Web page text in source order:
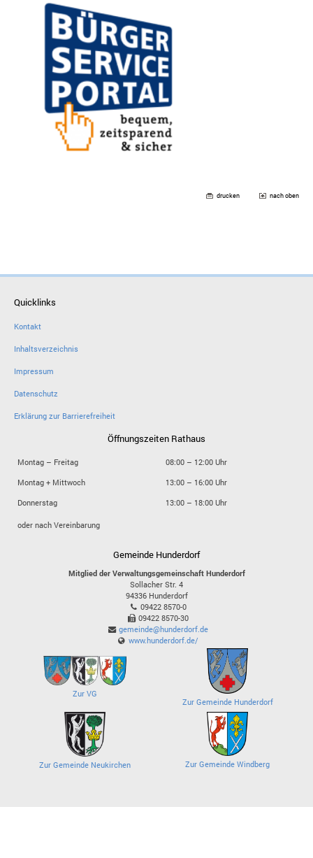
drucken nach oben
Quicklinks
Kontakt
Inhaltsverzeichnis
Impressum
Datenschutz
Erklärung zur Barrierefreiheit
Öffnungszeiten Rathaus
Montag – Freitag
08:00 – 12:00 Uhr
Montag + Mittwoch
13:00 – 16:00 Uhr
Donnerstag
13:00 – 18:00 Uhr
oder nach Vereinbarung
Gemeinde Hunderdorf
Mitglied der Verwaltungsgemeinschaft Hunderdorf
Sollacher Str. 4
94336 Hunderdorf
09422 8570-0
09422 8570-30
gemeinde@hunderdorf.de
www.hunderdorf.de/
Zur VG
Zur Gemeinde Hunderdorf
Zur Gemeinde Neukirchen Zur Gemeinde Windberg